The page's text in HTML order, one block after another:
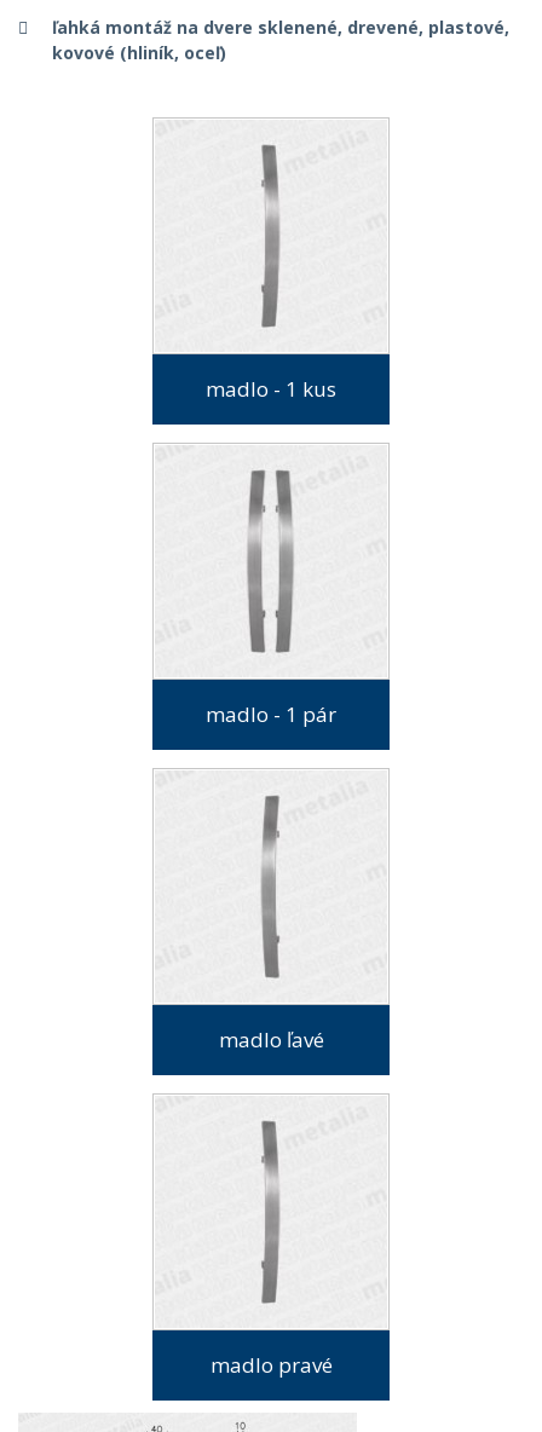
ľahká montáž na dvere sklenené, drevené, plastové,
kovové (hliník, oceľ)
madlo - 1 kus
madlo - 1 pár
madlo ľavé
madlo pravé